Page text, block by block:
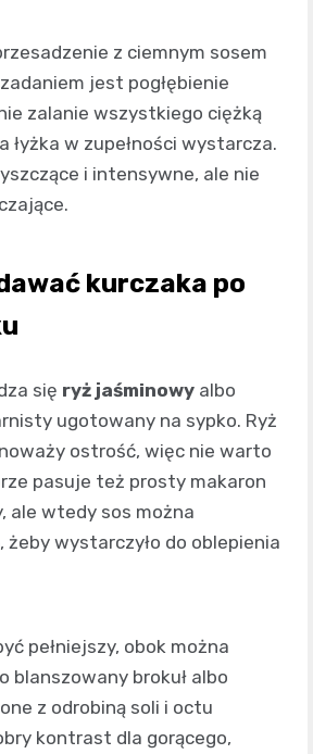
z ciemnym sosem
jest pogłębienie
zalanie wszystkiego ciężką
łyżka w zupełności wystarcza.
i intensywne, ale nie
kurczaka po
się ryż jaśminowy albo
ugotowany na sypko. Ryż
ostrość, więc nie warto
pasuje też prosty makaron
ale wtedy sos można
żeby wystarczyło do oblepienia
pełniejszy, obok można
blanszowany brokuł albo
z odrobiną soli i octu
kontrast dla gorącego,